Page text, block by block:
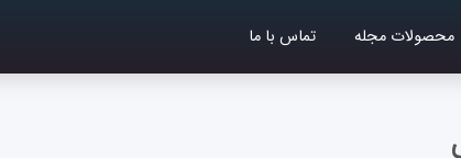
محصولات مجله تماس با ما